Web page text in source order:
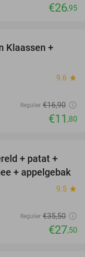
€26,95
Klaassen +
9.6 star
Regulier €16,90
€11 ,80
23%
+ patat +
+ appelgebak
9.5 star
Regulier €35,50
€27,50